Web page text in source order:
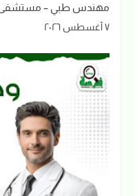
مهندس طبي – مستشفى
٧ أغسطس ٢٠٢٦